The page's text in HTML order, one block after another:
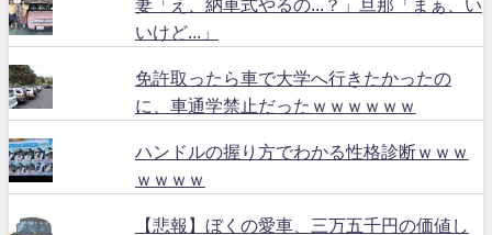
妻「え、納車式やるの...？」旦那「まぁ、い
いけど...」
免許取ったら車で大学へ行きたかったの
に、車通学禁止だったｗｗｗｗｗｗ
ハンドルの握り方でわかる性格診断ｗｗｗ
ｗｗｗｗ
【悲報】ぼくの愛車、三万五千円の価値し